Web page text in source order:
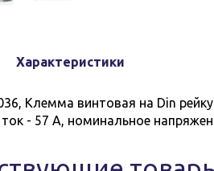
Клемма винтовая на Din
- 57 А, номинальное
Характеристики